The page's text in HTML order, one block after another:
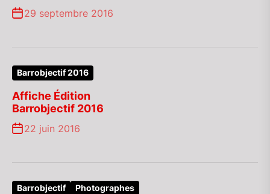
29 septembre 2016
Barrobjectif 2016
Affiche Édition
Barrobjectif 2016
22 juin 2016
Barrobjectif
Photographes